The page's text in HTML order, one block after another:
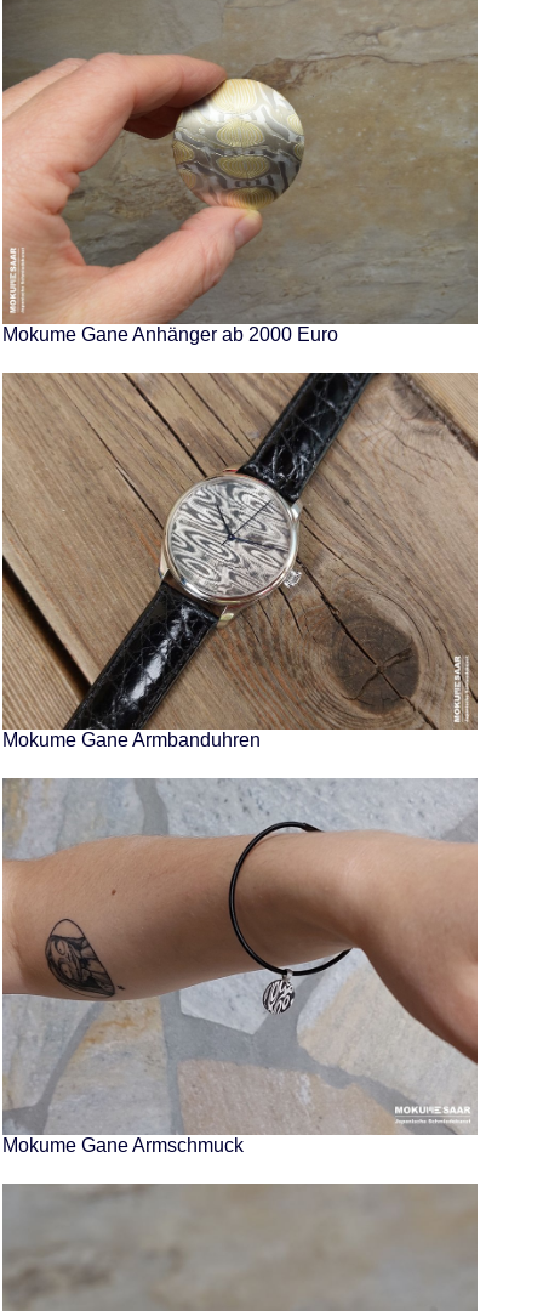
Mokume Gane Anhänger ab 2000 Euro
Mokume Gane Armbanduhren
Mokume Gane Armschmuck